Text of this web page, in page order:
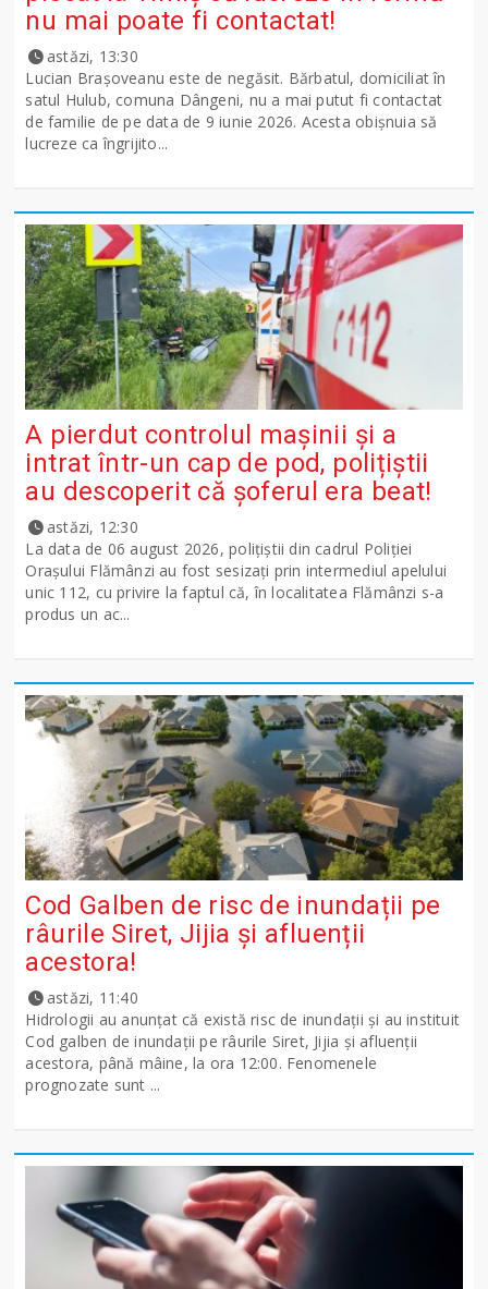
nu mai poate fi contactat!
astăzi, 13:30
Lucian Brașoveanu este de negăsit. Bărbatul, domiciliat în
satul Hulub, comuna Dângeni, nu a mai putut fi contactat
de familie de pe data de 9 iunie 2026. Acesta obișnuia să
lucreze ca îngrijito...
A pierdut controlul mașinii și a
intrat într-un cap de pod, polițiștii
au descoperit că șoferul era beat!
astăzi, 12:30
La data de 06 august 2026, polițiștii din cadrul Poliției
Orașului Flămânzi au fost sesizați prin intermediul apelului
unic 112, cu privire la faptul că, în localitatea Flămânzi s-a
produs un ac...
Cod Galben de risc de inundații pe
râurile Siret, Jijia și afluenții
acestora!
astăzi, 11:40
Hidrologii au anunțat că există risc de inundații și au instituit
Cod galben de inundații pe râurile Siret, Jijia și afluenții
acestora, până mâine, la ora 12:00. Fenomenele
prognozate sunt ...